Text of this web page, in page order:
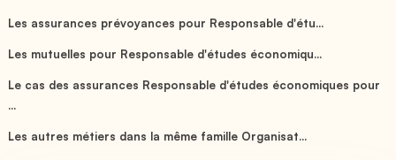
Les assurances prévoyances pour Responsable d'étu...
Les mutuelles pour Responsable d'études économiqu...
Le cas des assurances Responsable d'études économiques pour
...
Les autres métiers dans la même famille Organisat...